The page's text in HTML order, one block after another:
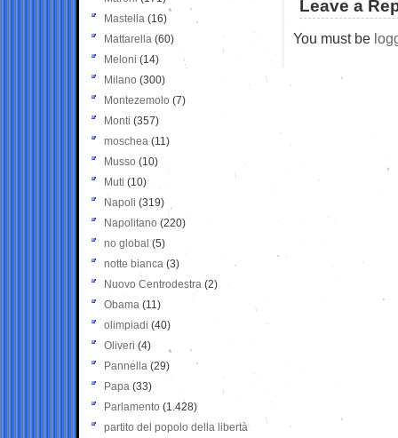
Leave a
You must be
Mastella (16)
Mattarella (60)
Meloni (14)
Milano (300)
Montezemolo (7)
Monti (357)
moschea (11)
Musso (10)
Muti (10)
Napoli (319)
Napolitano (220)
no global (5)
notte bianca (3)
Nuovo Centrodestra (2)
Obama (11)
olimpiadi (40)
Oliveri (4)
Pannella (29)
Papa (33)
Parlamento (1.428)
partito del popolo della libertà